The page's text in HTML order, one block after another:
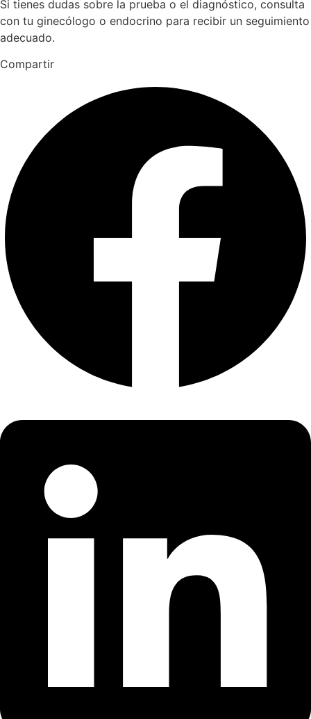
Si tienes dudas sobre la prueba o el diagnóstico, consulta
con tu ginecólogo o endocrino para recibir un seguimiento
adecuado.
Compartir